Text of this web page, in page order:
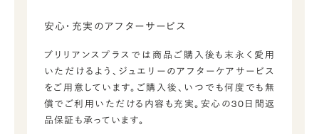
安心・充実のアフターサービス
ブリリアンスプラスでは商品ご購入後も末永く愛用
いただけるよう、ジュエリーのアフターケアサービス
をご用意しています。ご購入後、いつでも何度でも無
償でご利用いただける内容も充実。安心の30日間返
品保証も承っています。